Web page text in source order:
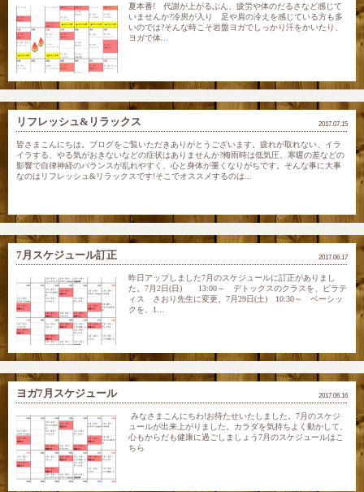
夏本番! 代謝が上がるぶん、疲労や体のだるさなど感じて
いませんか?冷房が入り 足や肩の冷えを感じている方も多
いのでは?そんな時こそ岩盤ヨガでしっかり汗をかいたり、
ヨガで体...
2017.07.15
リフレッシュ&リラックス
皆さまこんにちは。ブログをご覧いただきありがとうございます。疲れが取れない、イラ
イラする、やる気がおきないなどの症状はありませんか?梅雨時は低気圧、寒暖の差などの
影響で自律神経のバランスが乱れやすく、心と身体が重くなりがちです。そんな事に大事
なのはリフレッシュ&リラックスです!そこでオススメするのは...
2017.06.17
7月スケジュール訂正
昨日アップしました7月のスケジュールに訂正がありまし
た。7月2日(日) 13:00～ デトックスのクラスを、ピラテ
ィス さおり先生に変更。7月29日(土) 10:30～ ベーシッ
クを、1...
2017.06.16
ヨガ7月スケジュール
みなさまこんにちわ!お待たせいたしました。7月のスケジ
ュールが出来上がりました。カラダを気持ちよく動かして、
心もからだも健康に過ごしましょう7月のスケジュールはこ
ちら